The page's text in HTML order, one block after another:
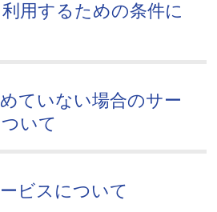
用するための条件に
ていない場合のサー
いて
ビスについて